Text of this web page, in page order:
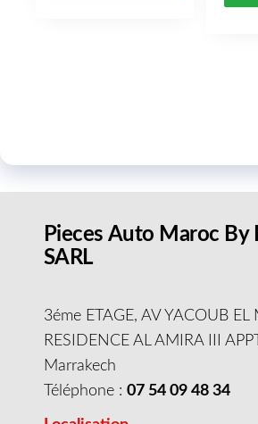
Pieces Auto Maroc By
SARL
3éme ETAGE, AV YACOUB EL
RESIDENCE AL AMIRA III
Marrakech
Téléphone : 07 54 09 48 34